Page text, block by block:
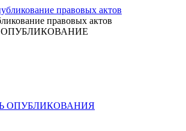
правовых актов
ОПУБЛИКОВАНИЯ